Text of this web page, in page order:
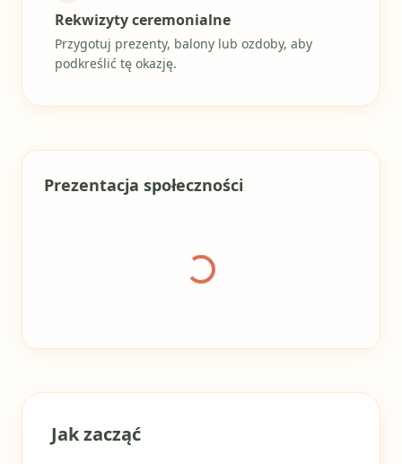
Rekwizyty ceremonialne
Przygotuj prezenty, balony lub ozdoby, aby
podkreślić tę okazję.
Prezentacja społeczności
Ładowanie galerii
Jak zacząć